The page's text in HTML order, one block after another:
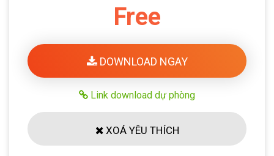
Free
DOWNLOAD NGAY
Link download dự phòng
XOÁ YÊU THÍCH